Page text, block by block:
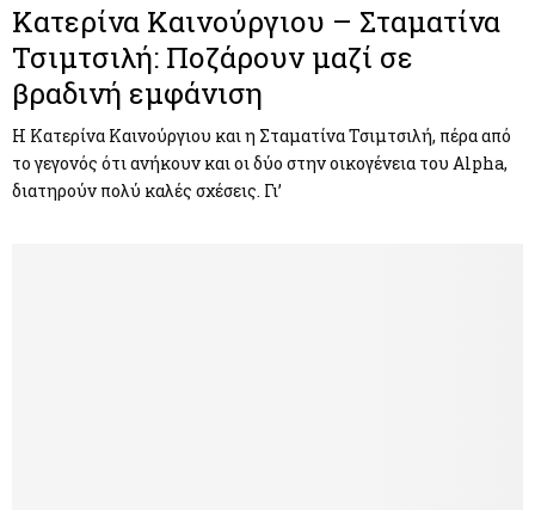
Κατερίνα Καινούργιου – Σταματίνα
Τσιμτσιλή: Ποζάρουν μαζί σε
βραδινή εμφάνιση
H Κατερίνα Καινούργιου και η Σταματίνα Τσιμτσιλή, πέρα από
το γεγονός ότι ανήκουν και οι δύο στην οικογένεια του Αlpha,
διατηρούν πολύ καλές σχέσεις. Γι’